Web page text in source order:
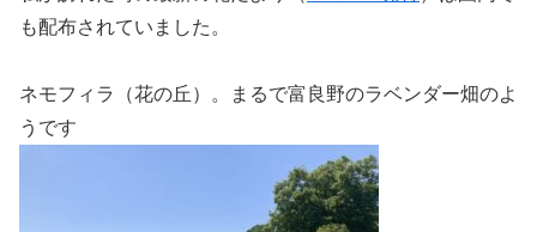
も配布されていました。
ネモフィラ（花の丘）。まるで富良野のラベンダー畑のよ
うです